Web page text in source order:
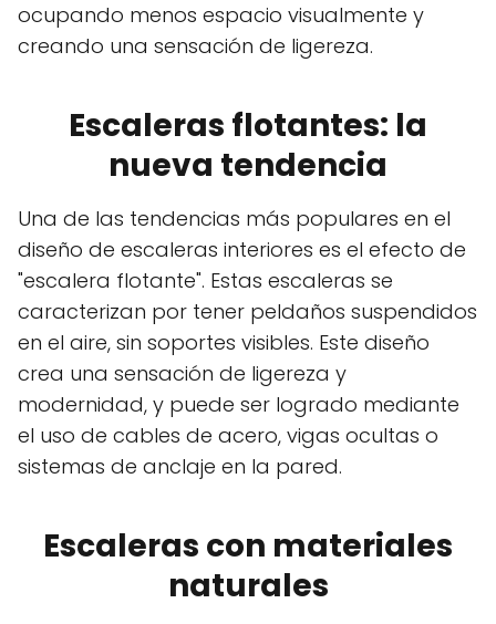
ocupando menos espacio visualmente y
creando una sensación de ligereza.
Escaleras flotantes: la
nueva tendencia
Una de las tendencias más populares en el
diseño de escaleras interiores es el efecto de
"escalera flotante". Estas escaleras se
caracterizan por tener peldaños suspendidos
en el aire, sin soportes visibles. Este diseño
crea una sensación de ligereza y
modernidad, y puede ser logrado mediante
el uso de cables de acero, vigas ocultas o
sistemas de anclaje en la pared.
Escaleras con materiales
naturales